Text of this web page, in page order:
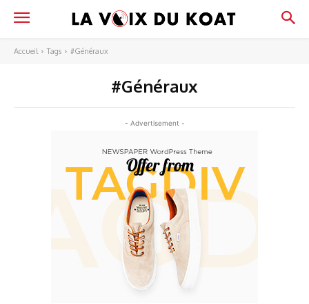
Accueil Tags #Généraux
#Généraux
- Advertisement -